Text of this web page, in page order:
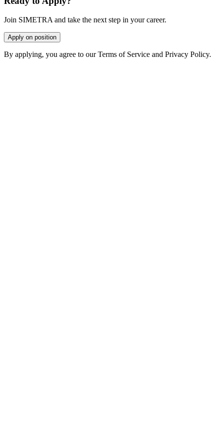
Join SIMETRA and take the next step in your career.
Apply on position
By applying, you agree to our Terms of Service and Privacy Policy.